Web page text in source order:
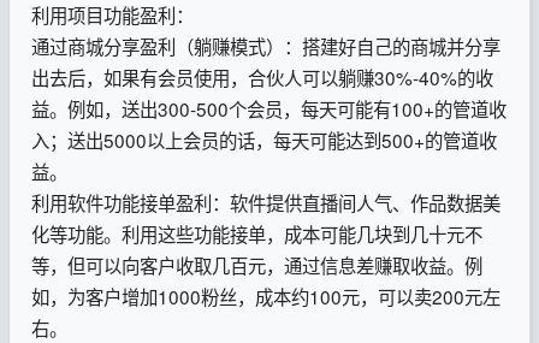
利用项目功能盈利：
通过商城分享盈利（躺赚模式）：搭建好自己的商城并分享
出去后，如果有会员使用，合伙人可以躺赚30%-40%的收
益。例如，送出300-500个会员，每天可能有100+的管道收
入；送出5000以上会员的话，每天可能达到500+的管道收
益。
利用软件功能接单盈利：软件提供直播间人气、作品数据美
化等功能。利用这些功能接单，成本可能几块到几十元不
等，但可以向客户收取几百元，通过信息差赚取收益。例
如，为客户增加1000粉丝，成本约100元，可以卖200元左
右。